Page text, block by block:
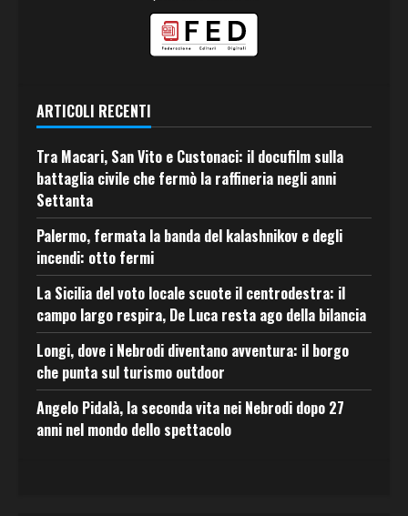
ARTICOLI RECENTI
Tra Macari, San Vito e Custonaci: il docufilm sulla
battaglia civile che fermò la raffineria negli anni
Settanta
Palermo, fermata la banda del kalashnikov e degli
incendi: otto fermi
La Sicilia del voto locale scuote il centrodestra: il
campo largo respira, De Luca resta ago della bilancia
Longi, dove i Nebrodi diventano avventura: il borgo
che punta sul turismo outdoor
Angelo Pidalà, la seconda vita nei Nebrodi dopo 27
anni nel mondo dello spettacolo